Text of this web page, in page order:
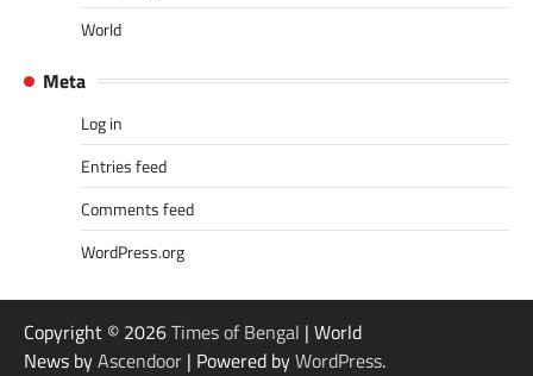
World
Meta
Log in
Entries feed
Comments feed
WordPress.org
Copyright © 2026Times of Bengal | World
News byAscendoor | Powered byWordPress.